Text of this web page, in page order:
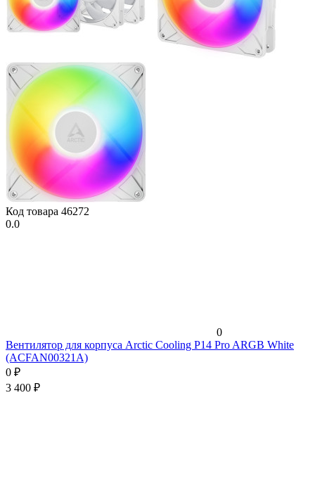
Код товара 46272
0.0
0
Вентилятор для корпуса Arctic Cooling P14 Pro ARGB White
(ACFAN00321A)
0 ₽
3 400 ₽